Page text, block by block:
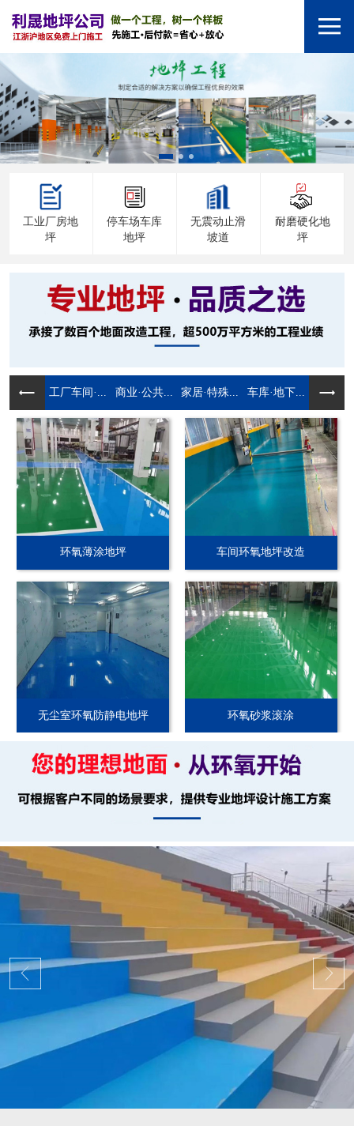
工业厂房地
坪
停车场车库
地坪
无震动止滑
坡道
耐磨硬化地
坪
工厂车间·... 商业·公共... 家居·特殊... 车库·地下...
环氧薄涂地坪 车间环氧地坪改造
无尘室环氧防静电地坪 环氧砂浆滚涂